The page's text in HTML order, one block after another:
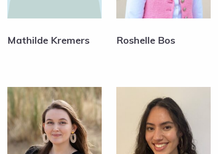
Mathilde Kremers Roshelle Bos